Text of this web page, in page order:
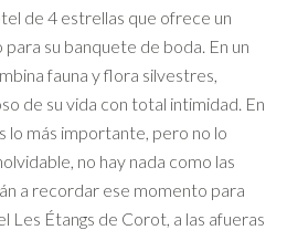
de 4 estrellas que ofrece un
su banquete de boda. En un
fauna y flora silvestres,
de su vida con total intimidad. En
lo más importante, pero no lo
no hay nada como las
a recordar ese momento para
Les Étangs de Corot, a las afueras